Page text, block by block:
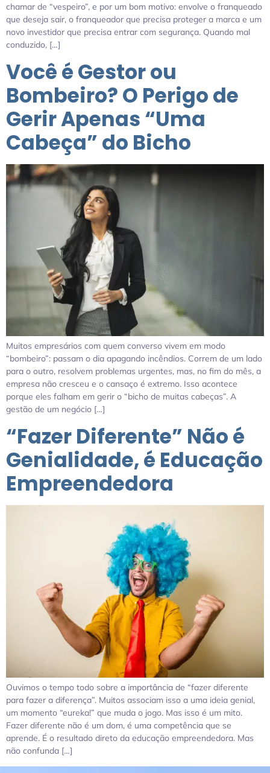
chamar de “vespeiro”, e por um bom motivo: envolve o franqueado
que deseja sair, o franqueador que precisa proteger a marca e um
novo investidor que precisa entrar com segurança. Quando mal
conduzido, […]
Você é Gestor ou
Bombeiro? O Perigo de
Gerir Apenas “Uma
Cabeça” do Bicho
Muitos empresários com quem converso vivem em modo
“bombeiro”: passam o dia apagando incêndios. Correm de um lado
para o outro, resolvem problemas urgentes, mas, no fim do mês, a
empresa não cresceu e o cansaço é extremo. Isso acontece
porque eles falham em gerir o “bicho de muitas cabeças”. A
gestão de um negócio […]
“Fazer Diferente” Não é
Genialidade, é Educação
Empreendedora
Ouvimos o tempo todo sobre a importância de “fazer diferente
para fazer a diferença”. Muitos associam isso a uma ideia genial,
um momento “eureka!” que muda o jogo. Mas isso é um mito.
Fazer diferente não é um dom, é uma competência que se
aprende. É o resultado direto da educação empreendedora. Mas
não confunda […]